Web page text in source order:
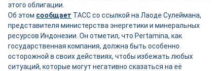
этого облигации.
Об этом сообщает ТАСС со ссылкой на Лаоде Сулеймана,
представителя министерства энергетики и минеральных
ресурсов Индонезии. Он отметил, что Pertamina, как
государственная компания, должна быть особенно
осторожной в своих действиях, чтобы избежать любых
ситуаций, которые могут негативно сказаться на её